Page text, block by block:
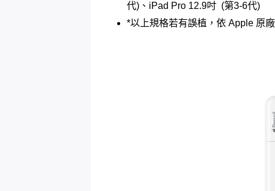
代)、iPad Pro 12.9吋 (第3-6代)
*以上規格若有誤植，依 Apple 原